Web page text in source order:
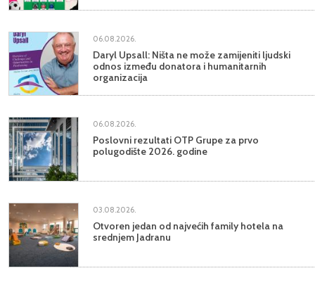
06.08.2026.
Daryl Upsall: Ništa ne može zamijeniti ljudski
odnos između donatora i humanitarnih
organizacija
06.08.2026.
Poslovni rezultati OTP Grupe za prvo
polugodište 2026. godine
03.08.2026.
Otvoren jedan od najvećih family hotela na
srednjem Jadranu